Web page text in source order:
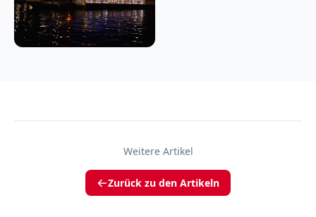
Weitere Artikel
Zurück zu den Artikeln